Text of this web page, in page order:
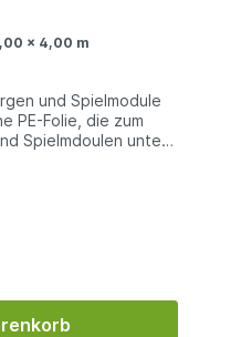
x 4,00 m
und Spielmodule
PE-Folie, die zum
Spielmdoulen unter
| alle 100 cm
der gelieferten